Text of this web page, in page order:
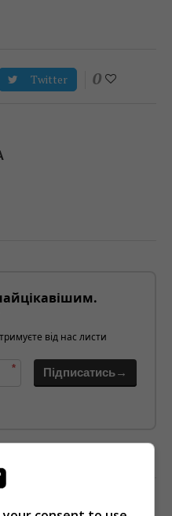
Twitter 0
від нас листи
* Підписатись→